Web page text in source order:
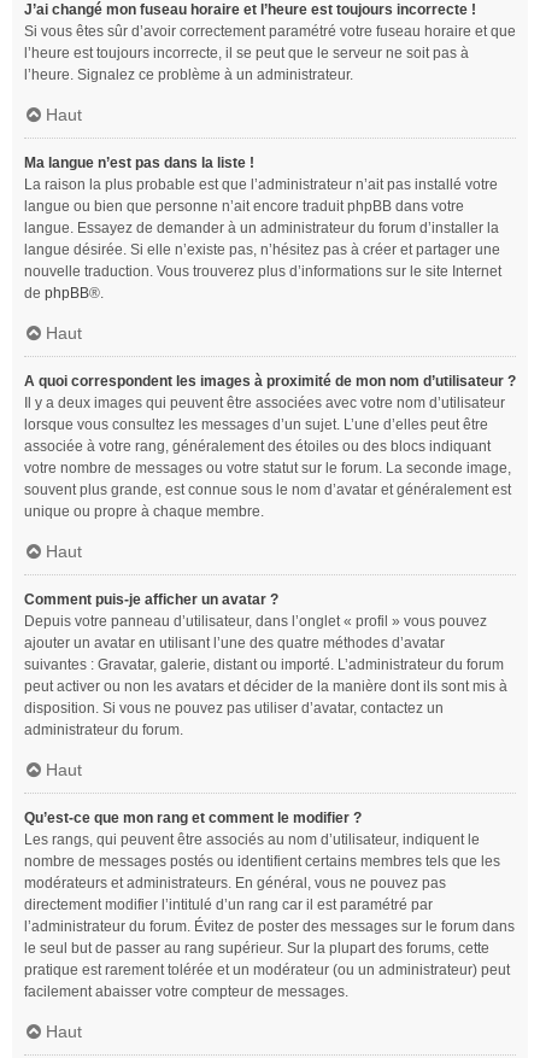
J’ai changé mon fuseau horaire et l’heure est toujours incorrecte !
Si vous êtes sûr d’avoir correctement paramétré votre fuseau horaire et que
l’heure est toujours incorrecte, il se peut que le serveur ne soit pas à
l’heure. Signalez ce problème à un administrateur.
Haut
Ma langue n’est pas dans la liste !
La raison la plus probable est que l’administrateur n’ait pas installé votre
langue ou bien que personne n’ait encore traduit phpBB dans votre
langue. Essayez de demander à un administrateur du forum d’installer la
langue désirée. Si elle n’existe pas, n’hésitez pas à créer et partager une
nouvelle traduction. Vous trouverez plus d’informations sur le site Internet
de phpBB®.
Haut
A quoi correspondent les images à proximité de mon nom d’utilisateur ?
Il y a deux images qui peuvent être associées avec votre nom d’utilisateur
lorsque vous consultez les messages d’un sujet. L’une d’elles peut être
associée à votre rang, généralement des étoiles ou des blocs indiquant
votre nombre de messages ou votre statut sur le forum. La seconde image,
souvent plus grande, est connue sous le nom d’avatar et généralement est
unique ou propre à chaque membre.
Haut
Comment puis-je afficher un avatar ?
Depuis votre panneau d’utilisateur, dans l’onglet « profil » vous pouvez
ajouter un avatar en utilisant l’une des quatre méthodes d’avatar
suivantes : Gravatar, galerie, distant ou importé. L’administrateur du forum
peut activer ou non les avatars et décider de la manière dont ils sont mis à
disposition. Si vous ne pouvez pas utiliser d’avatar, contactez un
administrateur du forum.
Haut
Qu’est-ce que mon rang et comment le modifier ?
Les rangs, qui peuvent être associés au nom d’utilisateur, indiquent le
nombre de messages postés ou identifient certains membres tels que les
modérateurs et administrateurs. En général, vous ne pouvez pas
directement modifier l’intitulé d’un rang car il est paramétré par
l’administrateur du forum. Évitez de poster des messages sur le forum dans
le seul but de passer au rang supérieur. Sur la plupart des forums, cette
pratique est rarement tolérée et un modérateur (ou un administrateur) peut
facilement abaisser votre compteur de messages.
Haut